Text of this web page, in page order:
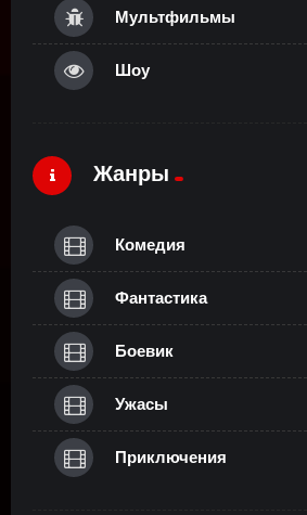
Мультфильмы
Шоу
Жанры
Комедия
Фантастика
Боевик
Ужасы
Приключения